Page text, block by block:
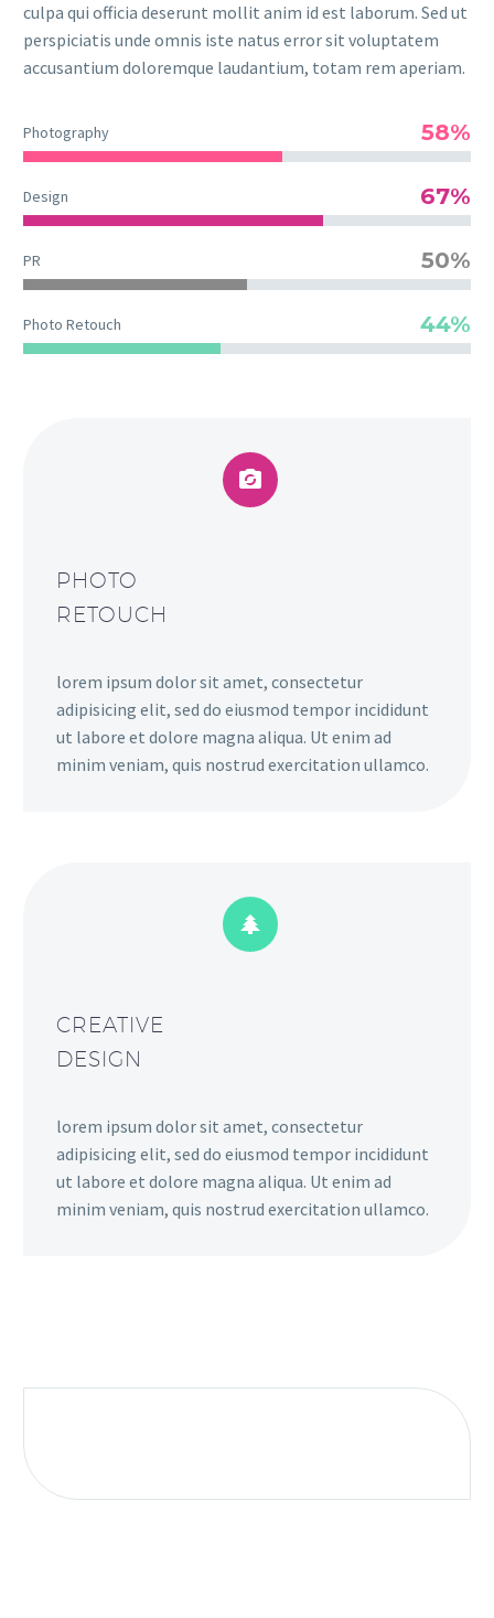
culpa qui officia deserunt mollit anim id est laborum. Sed ut
perspiciatis unde omnis iste natus error sit voluptatem
accusantium doloremque laudantium, totam rem aperiam.
Photography 58%
Design 67%
PR 50%
Photo Retouch 44%


PHOTO
RETOUCH
lorem ipsum dolor sit amet, consectetur
adipisicing elit, sed do eiusmod tempor incididunt
ut labore et dolore magna aliqua. Ut enim ad
minim veniam, quis nostrud exercitation ullamco.


CREATIVE
DESIGN
lorem ipsum dolor sit amet, consectetur
adipisicing elit, sed do eiusmod tempor incididunt
ut labore et dolore magna aliqua. Ut enim ad
minim veniam, quis nostrud exercitation ullamco.